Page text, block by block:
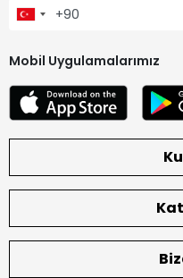
Mobil Uygulamalarımız